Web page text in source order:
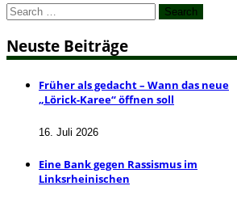
Search
Neuste Beiträge
Früher als gedacht – Wann das neue
„Lörick-Karee“ öffnen soll
16. Juli 2026
Eine Bank gegen Rassismus im
Linksrheinischen